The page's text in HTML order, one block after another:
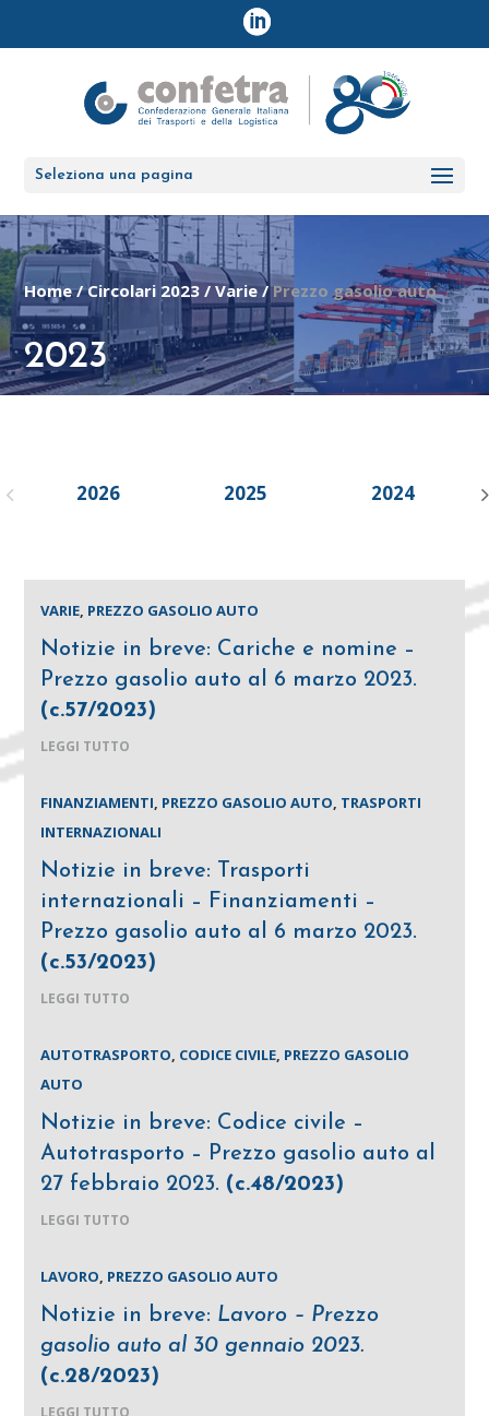
Seleziona una pagina
Home/Circolari 2023 /Varie/Prezzo gasolio auto
2023
2026 2025 2024
VARIE, PREZZO GASOLIO AUTO
Notizie in breve: Cariche e nomine –
Prezzo gasolio auto al 6 marzo 2023.
(c.57/2023)
LEGGI TUTTO
FINANZIAMENTI, PREZZO GASOLIO AUTO, TRASPORTI
INTERNAZIONALI
Notizie in breve: Trasporti
internazionali – Finanziamenti –
Prezzo gasolio auto al 6 marzo 2023.
(c.53/2023)
LEGGI TUTTO
AUTOTRASPORTO, CODICE CIVILE, PREZZO GASOLIO
AUTO
Notizie in breve: Codice civile –
Autotrasporto – Prezzo gasolio auto al
27 febbraio 2023. (c.48/2023)
LEGGI TUTTO
LAVORO, PREZZO GASOLIO AUTO
Notizie in breve: Lavoro – Prezzo
gasolio auto al 30 gennaio 2023.
(c.28/2023)